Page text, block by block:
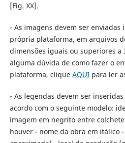
[Fig. XX].
- As imagens devem ser
própria plataforma, em arquivos
dimensões iguais ou superiores a
alguma dúvida de como fazer o
plataforma, clique AQUIpara ler
- As legendas devem ser
acordo com o seguinte modelo:
imagem em negrito entre
houver - nome da obra em itálico